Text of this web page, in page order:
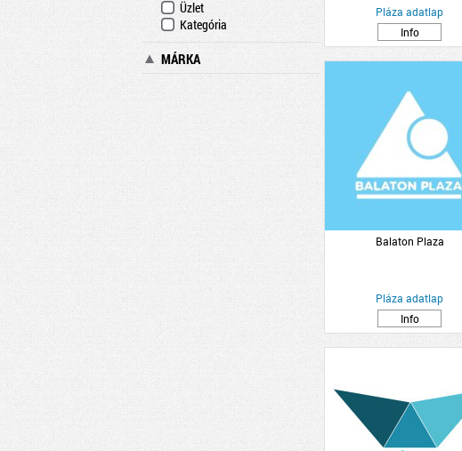
Üzlet
Kategória
MÁRKA
Pláza adatlap
Info
Balaton Plaza
Pláza adatlap
Info